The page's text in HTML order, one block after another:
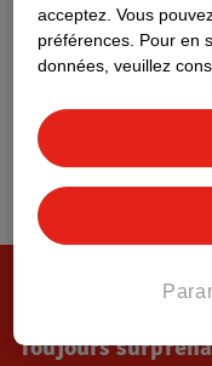
Toujours
acceptez. Vous
préférences. Pour en
données, veuillez